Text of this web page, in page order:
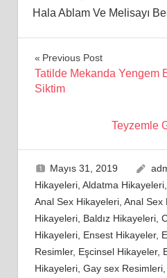
Hala Ablam Ve Melisayı
Yazı
gezinmesi
Previous Post
Tatilde Mekanda Yengem
Siktim
Teyzemle
Mayıs 31, 2019
Hikayeleri, Aldatma Hikayeleri,
Anal Sex Hikayeleri, Anal Sex
Hikayeleri, Baldız Hikayeleri,
Hikayeleri, Ensest Hikayeler,
Resimler, Eşcinsel Hikayeler,
Hikayeleri, Gay sex Resimleri,